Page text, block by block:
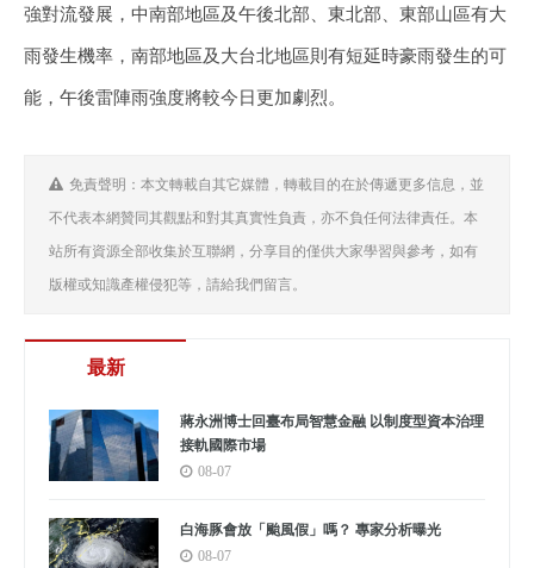
強對流發展，中南部地區及午後北部、東北部、東部山區有大
雨發生機率，南部地區及大台北地區則有短延時豪雨發生的可
能，午後雷陣雨強度將較今日更加劇烈。
免責聲明：本文轉載自其它媒體，轉載目的在於傳遞更多信息，並
不代表本網贊同其觀點和對其真實性負責，亦不負任何法律責任。本
站所有資源全部收集於互聯網，分享目的僅供大家學習與參考，如有
版權或知識產權侵犯等，請給我們留言。
最新
蔣永洲博士回臺布局智慧金融 以制度型資本治理
接軌國際市場
08-07
白海豚會放「颱風假」嗎？ 專家分析曝光
08-07